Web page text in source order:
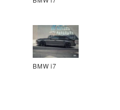
BMW i7